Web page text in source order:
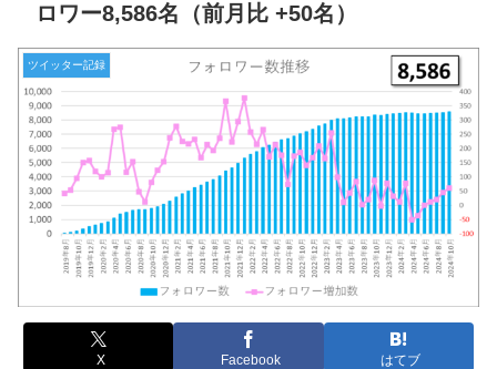
ロワー8,586名（前月比 +50名）
ツイッター記録
X Facebook はてブ